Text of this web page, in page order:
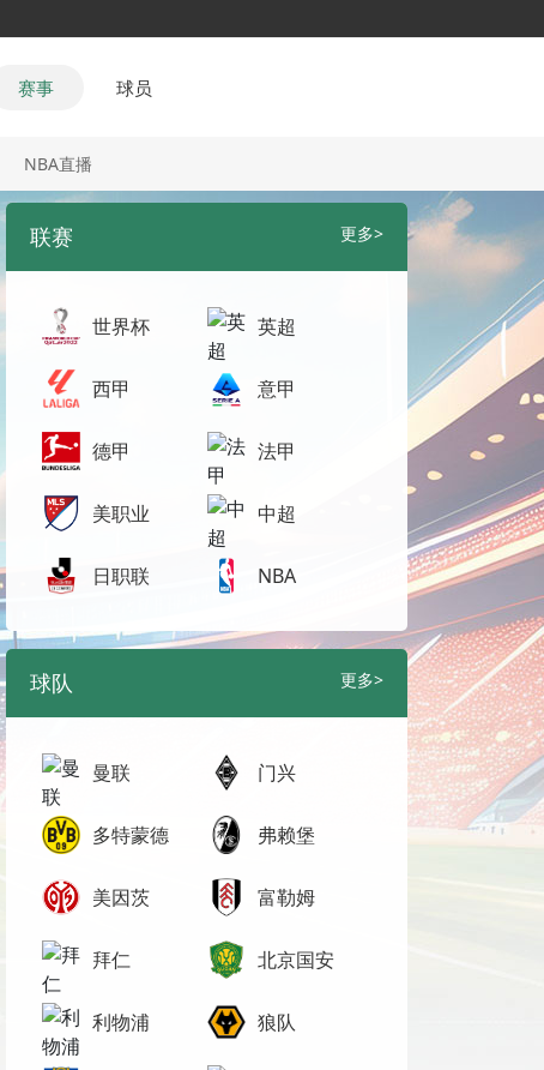
赛事 球员
NBA直播
联赛 更多>
世界杯 英超
西甲 意甲
德甲 法甲
美职业 中超
日职联 NBA
球队 更多>
曼联 门兴
多特蒙德 弗赖堡
美因茨 富勒姆
拜仁 北京国安
利物浦 狼队